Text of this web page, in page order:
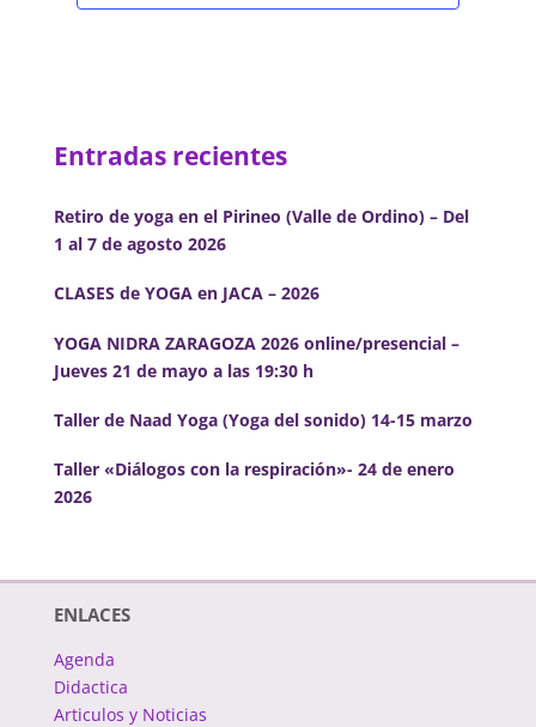
Entradas recientes
Retiro de yoga en el Pirineo (Valle de Ordino) – Del
1 al 7 de agosto 2026
CLASES de YOGA en JACA – 2026
YOGA NIDRA ZARAGOZA 2026 online/presencial –
Jueves 21 de mayo a las 19:30 h
Taller de Naad Yoga (Yoga del sonido) 14-15 marzo
Taller «Diálogos con la respiración»- 24 de enero
2026
ENLACES
Agenda
Didactica
Articulos y Noticias